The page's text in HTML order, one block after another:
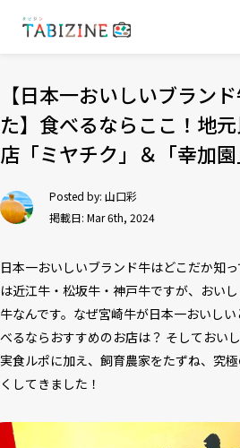
【日本一おいしいブラン
た】食べるならここ！地
店「ミヤチク」＆「幸加
Posted by: 山口彩
掲載日: Mar 6th, 2024
日本一おいしいブランド牛はどこだか知
は近江牛・松坂牛・神戸牛ですが、おい
牛なんです。なぜ宮崎牛が日本一おいし
べるならおすすめのお店は？ そしておい
実食ルポに加え、飼育農家をたずね、究
くしてきました！